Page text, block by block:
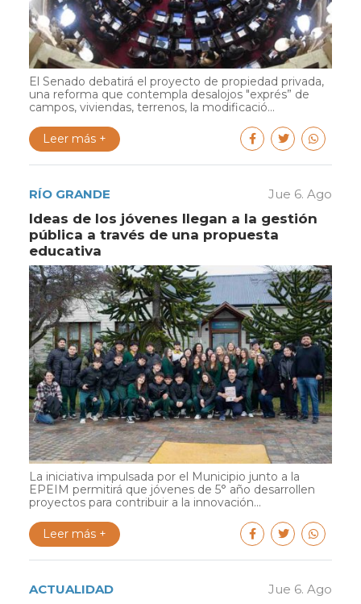
El Senado debatirá el proyecto de propiedad privada,
una reforma que contempla desalojos "exprés” de
campos, viviendas, terrenos, la modificació...
Leer más +
RÍO GRANDE Jue 6. Ago
Ideas de los jóvenes llegan a la gestión
pública a través de una propuesta
educativa
La iniciativa impulsada por el Municipio junto a la
EPEIM permitirá que jóvenes de 5° año desarrollen
proyectos para contribuir a la innovación...
Leer más +
ACTUALIDAD Jue 6. Ago